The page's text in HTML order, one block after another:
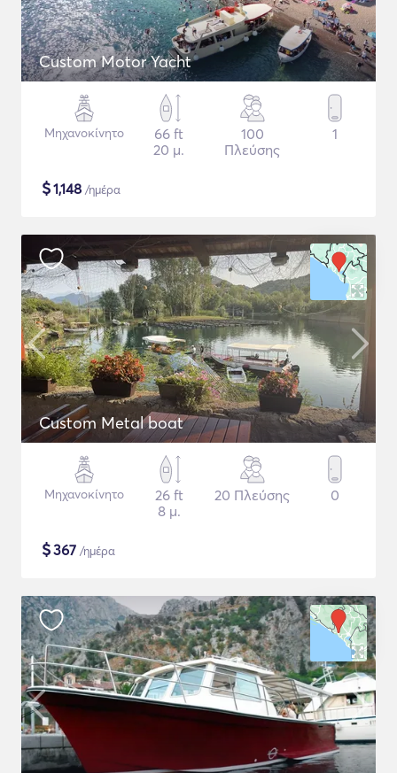
Custom Motor Yacht
Μηχανοκίνητο
66 ft
20 μ.
100
Πλεύσης
1
$1,148 /ημέρα
Custom Metal boat
Μηχανοκίνητο
26 ft
8 μ.
20 Πλεύσης 0
$367 /ημέρα